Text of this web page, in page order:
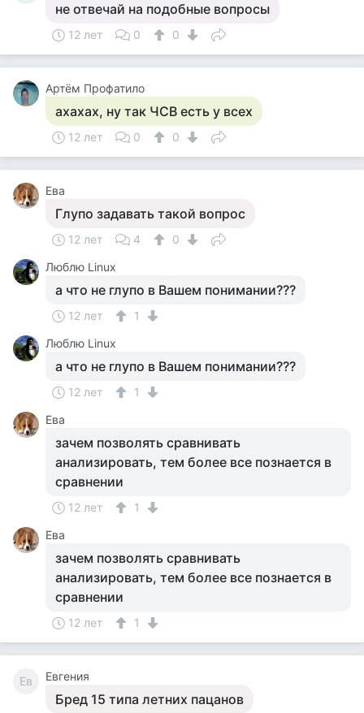
не отвечай на подобные вопросы
12 лет 0 0
Артём Профатило
ахахах, ну так ЧСВ есть у всех
12 лет 0 0
Ева
Глупо задавать такой вопрос
12 лет 4
0
Люблю Linux
а что не глупо в Вашем понимании???
12 лет
1
Люблю Linux
а что не глупо в Вашем понимании???
12 лет
1
Ева
зачем позволять сравнивать
анализировать, тем более все познается в
сравнении
12 лет
1
Ева
зачем позволять сравнивать
анализировать, тем более все познается в
сравнении
12 лет 1
Ев Евгения
Бред 15 типа летних пацанов